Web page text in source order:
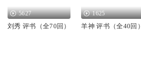
5627
刘秀 评书（全70回）
1625
羊神 评书（全40回）